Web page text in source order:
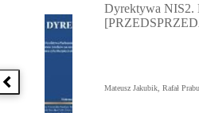
Poprzednia książka
Dyrektywa NIS2.
Mateusz Jakubik, Rafał